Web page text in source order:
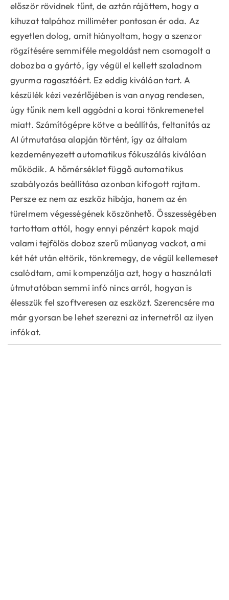
először rövidnek tűnt, de aztán rájöttem, hogy a
kihuzat talpához milliméter pontosan ér oda. Az
egyetlen dolog, amit hiányoltam, hogy a szenzor
rögzítésére semmiféle megoldást nem csomagolt a
dobozba a gyártó, így végül el kellett szaladnom
gyurma ragasztóért. Ez eddig kiválóan tart. A
készülék kézi vezérlőjében is van anyag rendesen,
úgy tűnik nem kell aggódni a korai tönkremenetel
miatt. Számítógépre kötve a beállítás, feltanítás az
AI útmutatása alapján történt, így az általam
kezdeményezett automatikus fókuszálás kiválóan
működik. A hőmérséklet függő automatikus
szabályozás beállítása azonban kifogott rajtam.
Persze ez nem az eszköz hibája, hanem az én
türelmem végességének köszönhető. Összességében
tartottam attól, hogy ennyi pénzért kapok majd
valami tejfölös doboz szerű műanyag vackot, ami
két hét után eltörik, tönkremegy, de végül kellemeset
csalódtam, ami kompenzálja azt, hogy a használati
útmutatóban semmi infó nincs arról, hogyan is
élesszük fel szoftveresen az eszközt. Szerencsére ma
már gyorsan be lehet szerezni az internetről az ilyen
infókat.